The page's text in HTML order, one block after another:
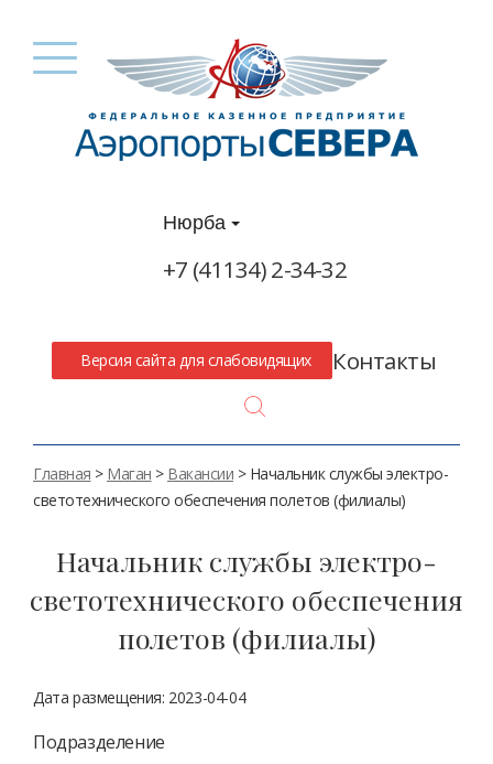
Нюрба
+7 (41134) 2-34-32
Версия сайта для слабовидящих Контакты
Главная > Маган > Вакансии > Начальник службы электро-
светотехнического обеспечения полетов (филиалы)
Начальник службы электро-
светотехнического обеспечения
полетов (филиалы)
Дата размещения: 2023-04-04
Подразделение